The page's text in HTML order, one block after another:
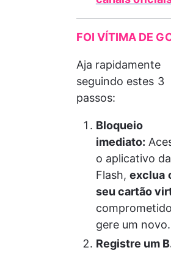
FOI VÍTIMA DE
Aja rapidamente
seguindo estes 3
passos:
Bloqueio
imediato:
o aplicativo da
Flash, exclua
seu cartão
gere um novo.
Registre um